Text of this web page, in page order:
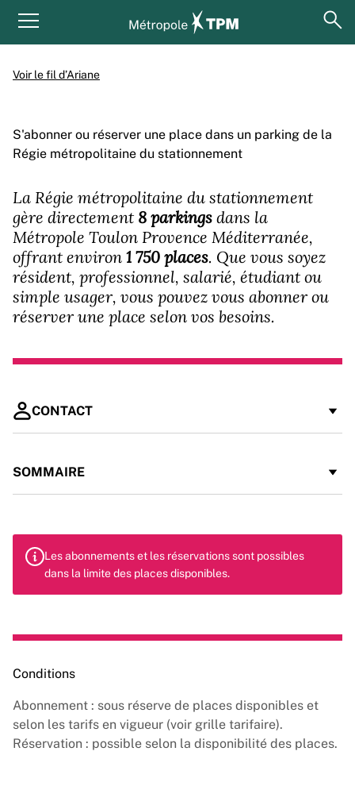
Menu principal
Voir le fil d’Ariane
S'abonner ou réserver une place dans un parking de la
Régie métropolitaine du stationnement
La Régie métropolitaine du stationnement
gère directement 8 parkings dans la
Métropole Toulon Provence Méditerranée,
offrant environ 1 750 places. Que vous soyez
résident, professionnel, salarié, étudiant ou
simple usager, vous pouvez vous abonner ou
réserver une place selon vos besoins.
CONTACT
laseyne.parking@metropoletpm.fr
Parkings Hôtel de Ville, Tassigny, Frégate, Rayon de
Soleil, Citadelle (Six-Fours-les-Plages)
SOMMAIRE
Les abonnements et les réservations sont possibles
dans la limite des places disponibles.
Conditions
Abonnement : sous réserve de places disponibles et
selon les tarifs en vigueur (voir grille tarifaire).
Réservation : possible selon la disponibilité des places.